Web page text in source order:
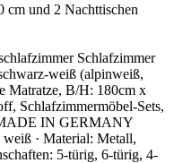
Schlafzimmer
weiß (alpinweiß,
Matratze, B/H: 180cm x
Schlafzimmermöbel-Sets,
IN GERMANY
· Material: Metall,
5-türig, 6-türig, 4-